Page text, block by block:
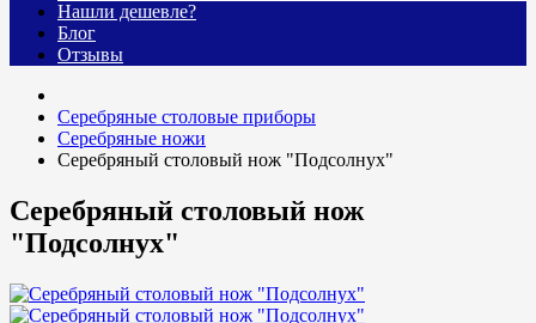
Нашли дешевле?
Блог
Отзывы
Cеребряные столовые приборы
Серебряные ножи
Серебряный столовый нож "Подсолнух"
Серебряный столовый нож
"Подсолнух"